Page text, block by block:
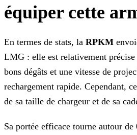
équiper cette
En termes de stats, la RPKM
LMG : elle est relativement précise
bons dégâts et une vitesse de
rechargement rapide. Cependant,
de sa taille de chargeur et de sa
Sa portée efficace tourne autour de